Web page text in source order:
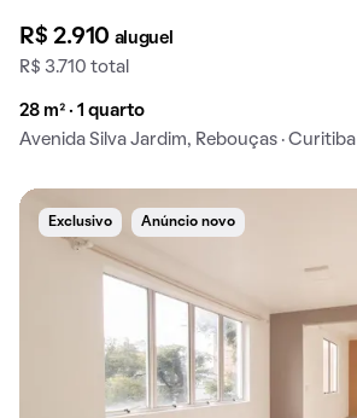
R$ 2.910 aluguel
R$ 3.710 total
28 m² · 1 quarto
Avenida Silva Jardim, Rebouças · Curitiba
Exclusivo Anúncio novo